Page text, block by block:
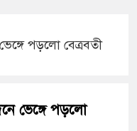
পড়লো বেত্রবতী
ভেঙ্গে পড়লো